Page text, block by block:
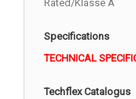
Rated/Klasse A
Specifications
TECHNICAL
Techflex Catalogus